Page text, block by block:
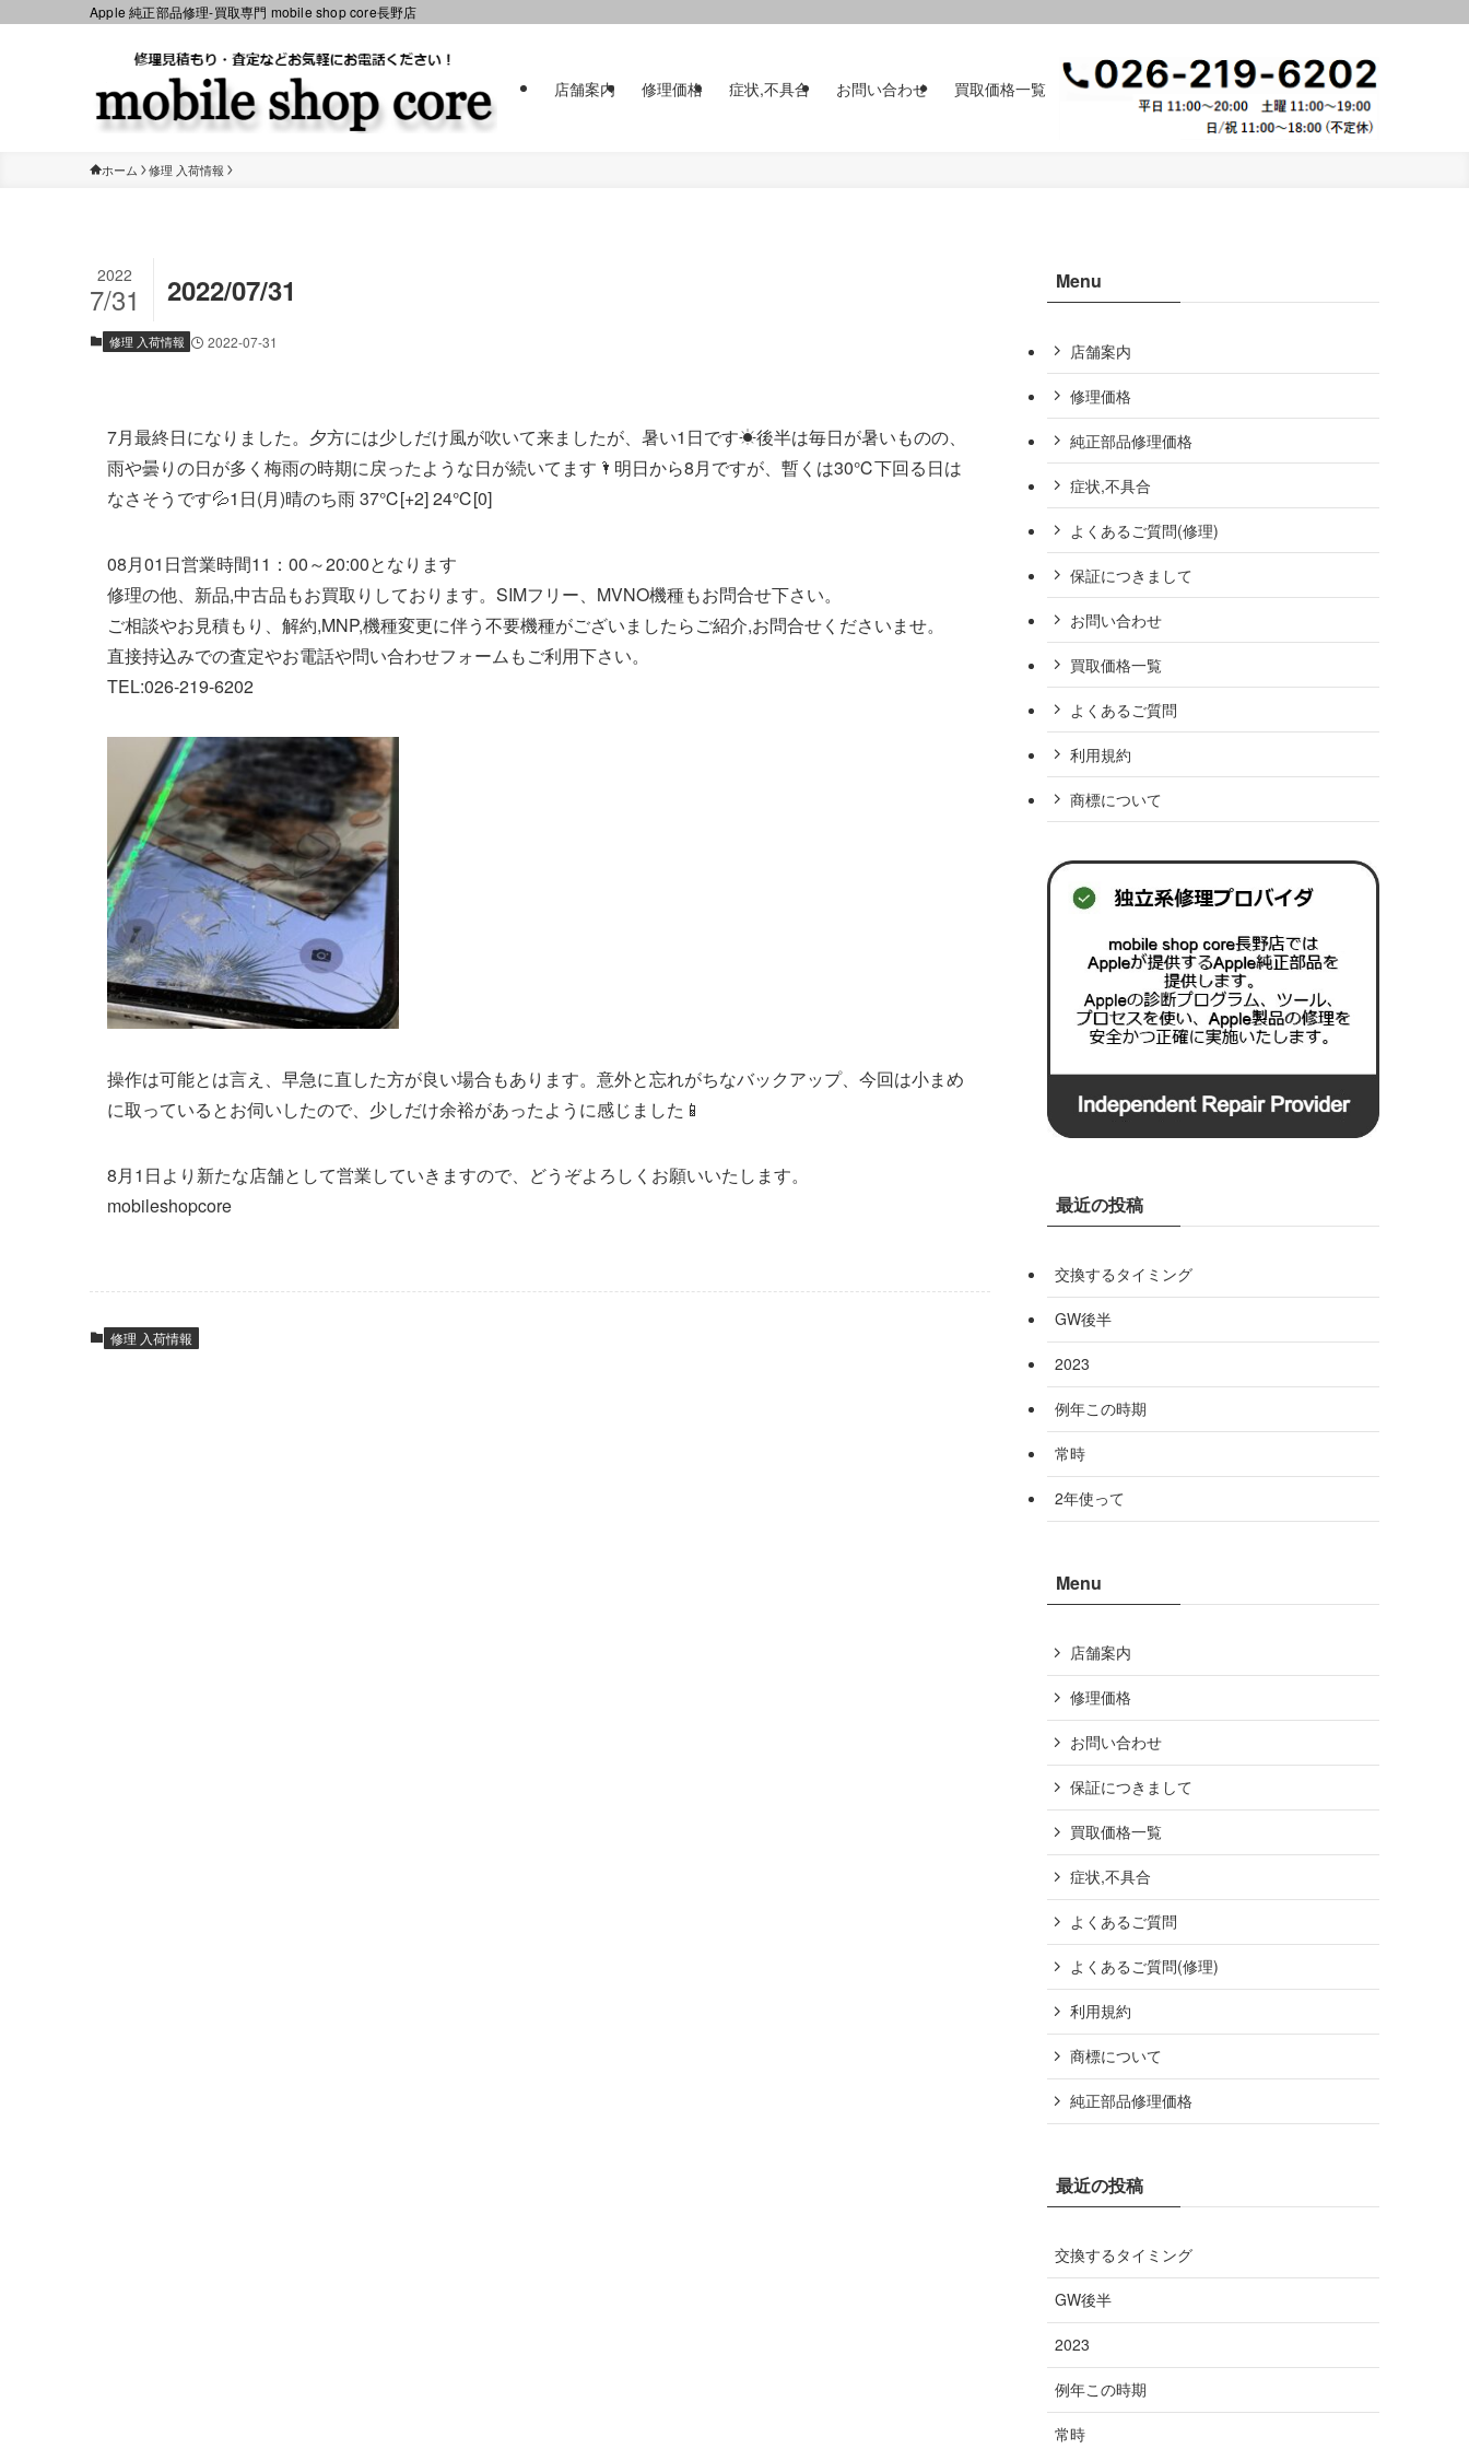
Apple 純正部品修理-買取専門 mobile shop core長野店
店舗案内 修理価格 症状,不具合 お問い合わせ 買取価格一覧
ホーム 修理 入荷情報
2022/07/31
2022
7/31
修理 入荷情報 2022-07-31
7月最終日になりました。夕方には少しだけ風が吹いて来ましたが、暑い1日です☀後半は毎日が暑いものの、
雨や曇りの日が多く梅雨の時期に戻ったような日が続いてます🌂明日から8月ですが、暫くは30℃下回る日は
なさそうです💦1日(月)晴のち雨 37℃[+2] 24℃[0]
08月01日営業時間11：00～20:00となります
修理の他、新品,中古品もお買取りしております。SIMフリー、MVNO機種もお問合せ下さい。
ご相談やお見積もり、解約,MNP,機種変更に伴う不要機種がございましたらご紹介,お問合せくださいませ。
直接持込みでの査定やお電話や問い合わせフォームもご利用下さい。
TEL:026-219-6202
操作は可能とは言え、早急に直した方が良い場合もあります。意外と忘れがちなバックアップ、今回は小まめ
に取っているとお伺いしたので、少しだけ余裕があったように感じました📱
8月1日より新たな店舗として営業していきますので、どうぞよろしくお願いいたします。
mobileshopcore
修理 入荷情報
Menu
店舗案内
修理価格
純正部品修理価格
症状,不具合
よくあるご質問(修理)
保証につきまして
お問い合わせ
買取価格一覧
よくあるご質問
利用規約
商標について
最近の投稿
交換するタイミング
GW後半
2023
例年この時期
常時
2年使って
Menu
店舗案内
修理価格
お問い合わせ
保証につきまして
買取価格一覧
症状,不具合
よくあるご質問
よくあるご質問(修理)
利用規約
商標について
純正部品修理価格
最近の投稿
交換するタイミング
GW後半
2023
例年この時期
常時